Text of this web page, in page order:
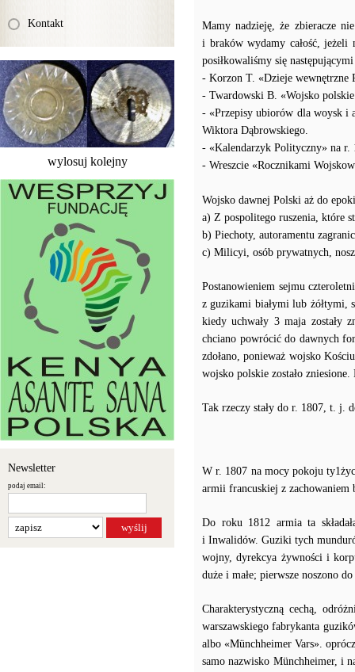
Kontakt
wylosuj kolejny
Newsletter
podaj email:
Mamy nadzieję, że zbieracze
i braków wydamy całość, jeżeli
posiłkowaliśmy się
- Korzon T. «Dzieje wewnętrzne
- Twardowski B. «Wojsko
- «Przepisy ubiorów dla woysk i
Wiktora Dąbrowskiego.
- «Kalendarzyk Polityczny» na r.
- Wreszcie «Rocznikami
Wojsko dawnej Polski aż do
a) Z pospolitego ruszenia, które
b) Piechoty, autoramentu
c) Milicyi, osób prywatnych,
Postanowieniem sejmu
z guzikami białymi lub żółtymi,
kiedy uchwały 3 maja zostały
chciano powrócić do dawnych
zdołano, ponieważ wojsko
wojsko polskie zostało
Tak rzeczy stały do r. 1807, t. j.
W r. 1807 na mocy pokoju
armii francuskiej z zachowaniem
Do roku 1812 armia ta
i Inwalidów. Guziki tych
wojny, dyrekcya żywności i
duże i małe; pierwsze noszono
Charakterystyczną cechą,
warszawskiego fabrykanta
albo «Münchheimer Vars».
samo nazwisko Münchheimer, i